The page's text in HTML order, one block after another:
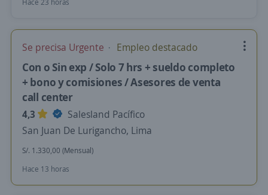
Hace 23 horas
Se precisa Urgente Empleo destacado
Con o Sin exp / Solo 7 hrs + sueldo completo
+ bono y comisiones / Asesores de venta
call center
4,3
Salesland Pacífico
San Juan De Lurigancho, Lima
S/. 1.330,00 (Mensual)
Hace 13 horas